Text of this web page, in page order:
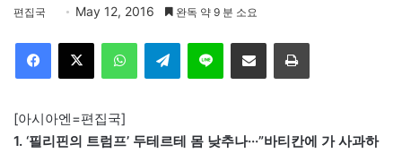
편집국 May 12, 2016 완독 약 9 분 소요
Telegram 이메일
[아시아엔=편집국]
1. ‘필리핀의 트럼프’ 두테르테 몸 낮추나···”바티칸에 가 사과하